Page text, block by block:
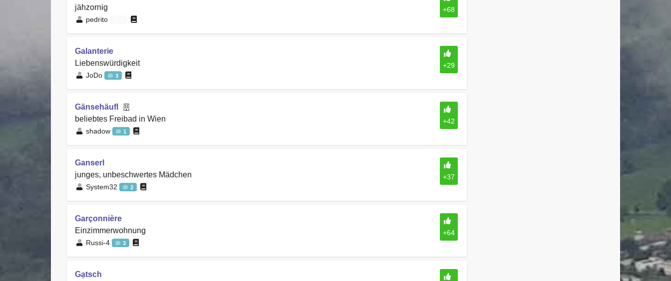
+68
jähzornig
pedrito
+29
Galanterie
Liebenswürdigkeit
JoDo 3
+42
Gänsehäufl
beliebtes Freibad in Wien
shadow 1
+37
Ganserl
junges, unbeschwertes Mädchen
System32 2
+64
Garçonnière
Einzimmerwohnung
Russi-4 3
Gạtsch